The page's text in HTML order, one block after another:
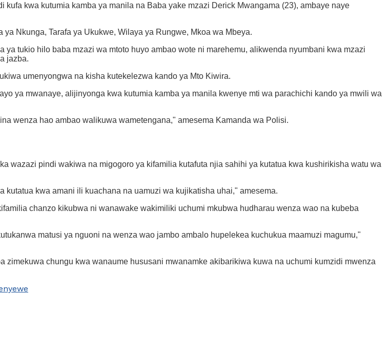
kwa kutumia kamba ya manila na Baba yake mzazi Derick Mwangama (23), ambaye naye
Nkunga, Tarafa ya Ukukwe, Wilaya ya Rungwe, Mkoa wa Mbeya.
tukio hilo baba mzazi wa mtoto huyo ambao wote ni marehemu, alikwenda nyumbani kwa mzazi
jazba.
umenyongwa na kisha kutekelezwa kando ya Mto Kiwira.
ya mwanaye, alijinyonga kwa kutumia kamba ya manila kwenye mti wa parachichi kando ya mwili wa
wenza hao ambao walikuwa wametengana," amesema Kamanda wa Polisi.
wazazi pindi wakiwa na migogoro ya kifamilia kutafuta njia sahihi ya kutatua kwa kushirikisha watu wa
kwa amani ili kuachana na uamuzi wa kujikatisha uhai," amesema.
chanzo kikubwa ni wanawake wakimiliki uchumi mkubwa hudharau wenza wao na kubeba
matusi ya nguoni na wenza wao jambo ambalo hupelekea kuchukua maamuzi magumu,"
chungu kwa wanaume hususani mwanamke akibarikiwa kuwa na uchumi kumzidi mwenza